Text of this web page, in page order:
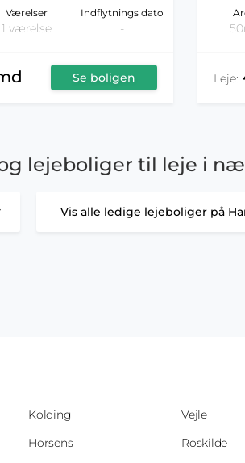
Værelser
1 værelse
Indflytnings dato
-
Se boligen Leje:
lejeboliger til leje i
Vis alle ledige lejeboliger på
Kolding Vejle
Horsens Roskilde